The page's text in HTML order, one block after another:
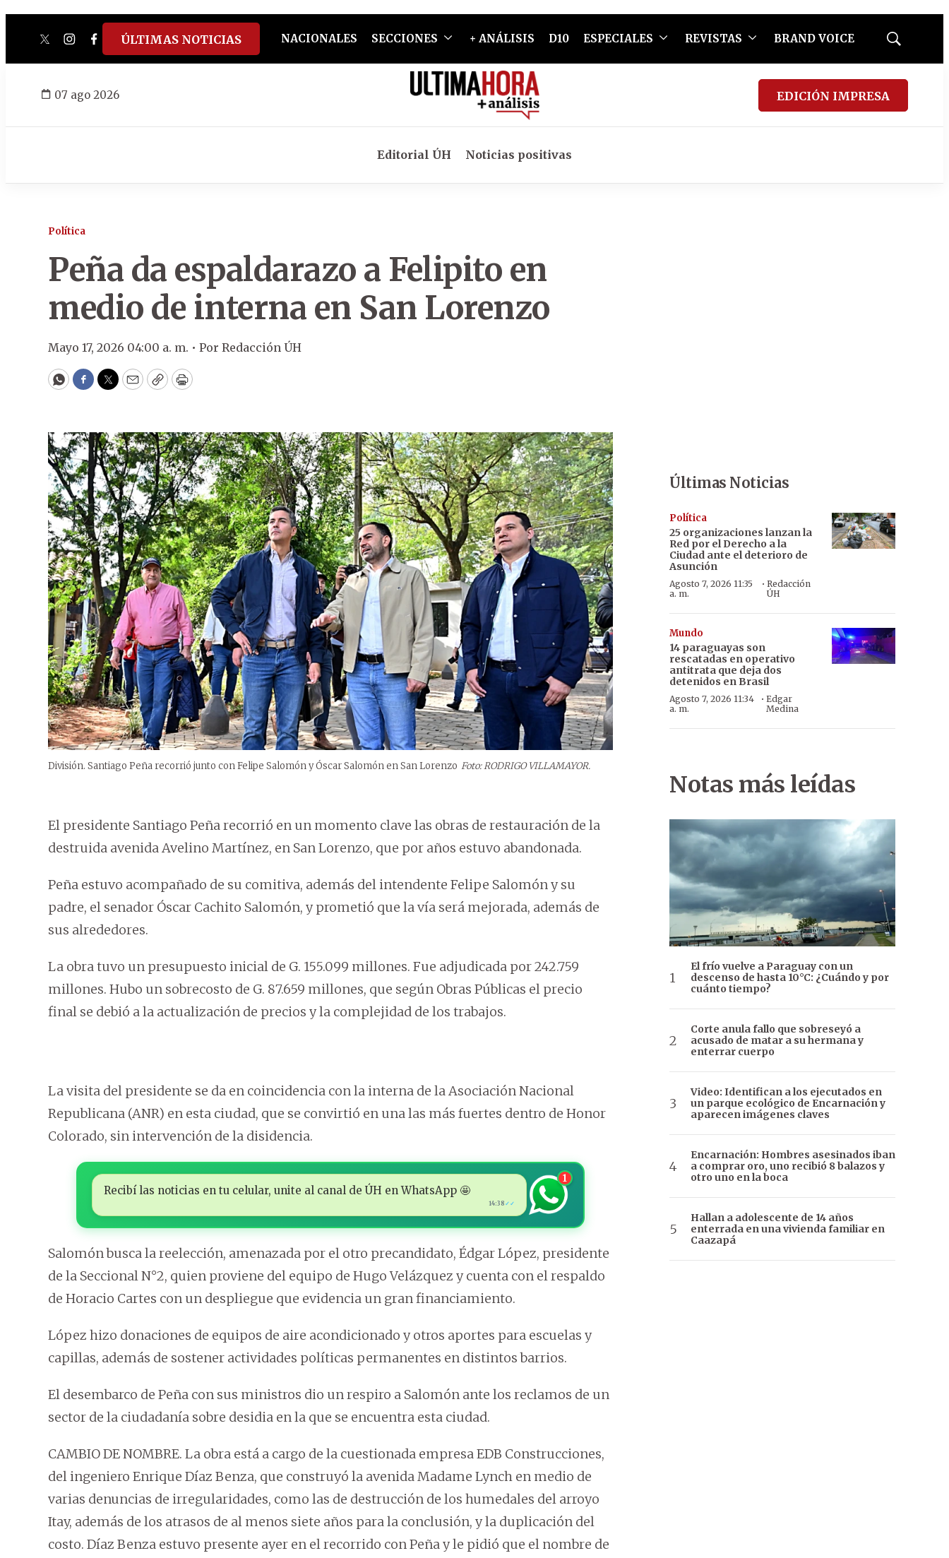
twitterinstagram
facebook
tiktokyoutube
spotify
ÚLTIMAS NOTICIAS NACIONALES SECCIONES + ANÁLISIS D10 ESPECIALES REVISTAS BRAND VOICE
Mostrar
07 ago 2026 EDICIÓN IMPRESA
Editorial ÚH Noticias positivas
Política
Peña da espaldarazo a Felipito en
medio de interna en San Lorenzo
Mayo 17, 2026 04:00 a. m. • Por Redacción ÚH
WhatsApp
Facebook
Twitter
EmailCopyPrint
División. Santiago Peña recorrió junto con Felipe Salomón y Óscar Salomón en San Lorenzo Foto: RODRIGO VILLAMAYOR.
El presidente Santiago Peña recorrió en un momento clave las obras de restauración de la
destruida avenida Avelino Martínez, en San Lorenzo, que por años estuvo abandonada.
Peña estuvo acompañado de su comitiva, además del intendente Felipe Salomón y su
padre, el senador Óscar Cachito Salomón, y prometió que la vía será mejorada, además de
sus alrededores.
La obra tuvo un presupuesto inicial de G. 155.099 millones. Fue adjudicada por 242.759
millones. Hubo un sobrecosto de G. 87.659 millones, que según Obras Públicas el precio
final se debió a la actualización de precios y la complejidad de los trabajos.
La visita del presidente se da en coincidencia con la interna de la Asociación Nacional
Republicana (ANR) en esta ciudad, que se convirtió en una las más fuertes dentro de Honor
Colorado, sin intervención de la disidencia.
Recibí las noticias en tu celular, unite al canal de ÚH en WhatsApp 🤩
14:38 ✓✓
1
Salomón busca la reelección, amenazada por el otro precandidato, Édgar López, presidente
de la Seccional N°2, quien proviene del equipo de Hugo Velázquez y cuenta con el respaldo
de Horacio Cartes con un despliegue que evidencia un gran financiamiento.
López hizo donaciones de equipos de aire acondicionado y otros aportes para escuelas y
capillas, además de sostener actividades políticas permanentes en distintos barrios.
El desembarco de Peña con sus ministros dio un respiro a Salomón ante los reclamos de un
sector de la ciudadanía sobre desidia en la que se encuentra esta ciudad.
CAMBIO DE NOMBRE. La obra está a cargo de la cuestionada empresa EDB Construcciones,
del ingeniero Enrique Díaz Benza, que construyó la avenida Madame Lynch en medio de
varias denuncias de irregularidades, como las de destrucción de los humedales del arroyo
Itay, además de los atrasos de al menos siete años para la conclusión, y la duplicación del
costo. Díaz Benza estuvo presente ayer en el recorrido con Peña y le pidió que el nombre de
Últimas Noticias
Política
25 organizaciones lanzan la
Red por el Derecho a la
Ciudad ante el deterioro de
Asunción
Agosto 7, 2026 11:35
a. m.
· Redacción
ÚH
Mundo
14 paraguayas son
rescatadas en operativo
antitrata que deja dos
detenidos en Brasil
Agosto 7, 2026 11:34
a. m.
·Edgar
Medina
Notas más leídas
El frío vuelve a Paraguay con un
descenso de hasta 10°C: ¿Cuándo y por
cuánto tiempo?
Corte anula fallo que sobreseyó a
acusado de matar a su hermana y
enterrar cuerpo
Video: Identifican a los ejecutados en
un parque ecológico de Encarnación y
aparecen imágenes claves
Encarnación: Hombres asesinados iban
a comprar oro, uno recibió 8 balazos y
otro uno en la boca
Hallan a adolescente de 14 años
enterrada en una vivienda familiar en
Caazapá